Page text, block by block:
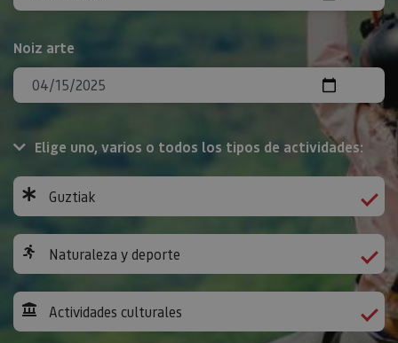
Noiz arte
Elige uno, varios o todos los tipos de actividades:
Guztiak
Naturaleza y deporte
Actividades culturales